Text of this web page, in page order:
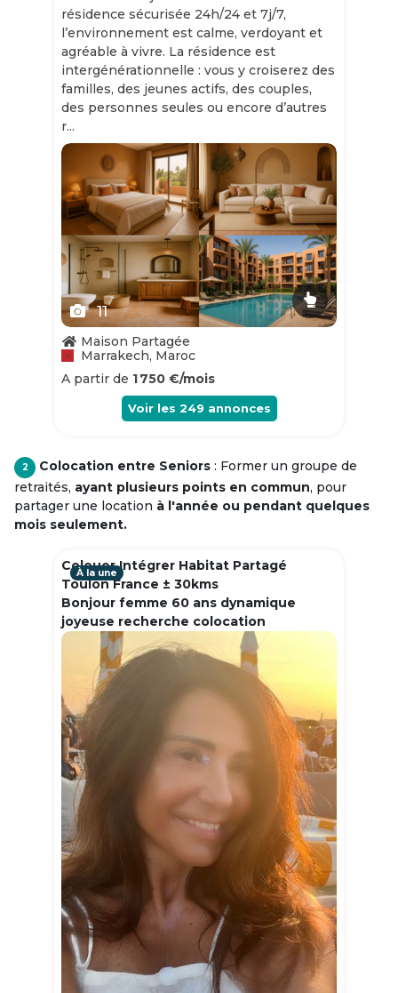
résidence sécurisée 24h/24 et 7j/7,
l’environnement est calme, verdoyant et
agréable à vivre. La résidence est
intergénérationnelle : vous y croiserez des
familles, des jeunes actifs, des couples,
des personnes seules ou encore d’autres
r...
Slide 1 of 11
11
Maison Partagée
Marrakech, Maroc
A partir de 1 750 €/mois
Voir les 249 annonces
2 Colocation entre Seniors : Former un groupe de
retraités, ayant plusieurs points en commun, pour
partager une location à l'année ou pendant quelques
mois seulement.
Colouer Intégrer Habitat Partagé
Toulon France ± 30kms
Bonjour femme 60 ans dynamique
joyeuse recherche colocation
À la une